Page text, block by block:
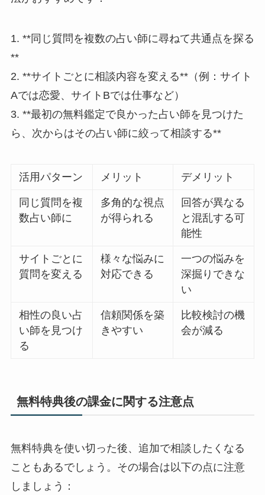
1. **同じ質問を複数の占い師に尋ねて共通点を探る
**
2. **サイトごとに相談内容を変える**（例：サイト
Aでは恋愛、サイトBでは仕事など）
3. **最初の無料鑑定で良かった占い師を見つけた
ら、次からはその占い師に絞って相談する**
活用パターン メリット デメリット
同じ質問を複
数占い師に
多角的な視点
が得られる
回答が異なる
と混乱する可
能性
サイトごとに
質問を変える
様々な悩みに
対応できる
一つの悩みを
深掘りできな
い
相性の良い占
い師を見つけ
る
信頼関係を築
きやすい
比較検討の機
会が減る
無料特典後の課金に関する注意点
無料特典を使い切った後、追加で相談したくなる
こともあるでしょう。その場合は以下の点に注意
しましょう：